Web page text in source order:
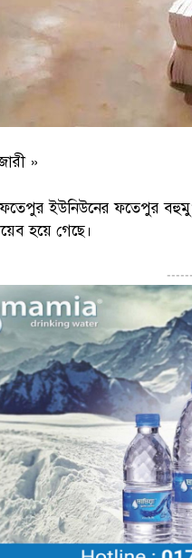
»
ইউনিউনের ফতেপুর
হয়ে গেছে।